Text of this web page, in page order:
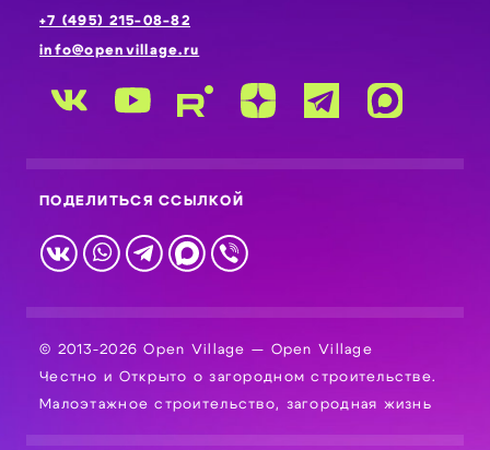
+7 (495) 215-08-82
info@openvillage.ru
ПОДЕЛИТЬСЯ ССЫЛКОЙ
© 2013-2026 Open Village — Open Village
Честно и Открыто о загородном строительстве.
Малоэтажное строительство, загородная жизнь